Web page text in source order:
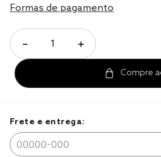
Formas de pagamento
＋
－
Frete e entrega:
solteiro king
cobre leito
jogo cama
jogo cama casal